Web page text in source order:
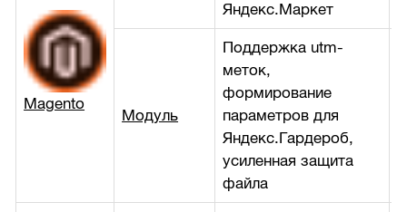
Magento
Яндекс.Маркет
Модуль
Поддержка utm-
меток,
формирование
параметров для
Яндекс.Гардероб,
усиленная защита
файла